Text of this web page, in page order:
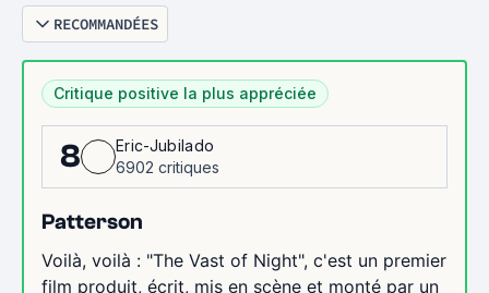
RECOMMANDÉES
Critique positive la plus appréciée
8
Eric-Jubilado
6902 critiques
Patterson
Voilà, voilà : "The Vast of Night", c'est un premier
film produit, écrit, mis en scène et monté par un